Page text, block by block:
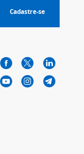
Cadastre-se